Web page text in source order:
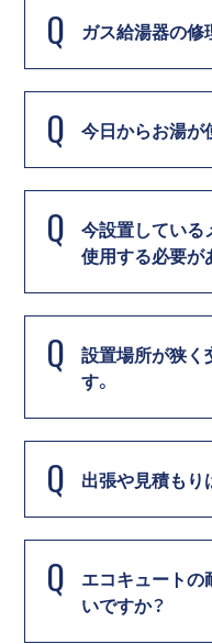
Q ガス給湯器の修
Q 今日からお湯が
Q
今設置している
使用する必要が
Q
設置場所が狭
す。
Q 出張や見積もり
Q
エコキュートの
いですか？